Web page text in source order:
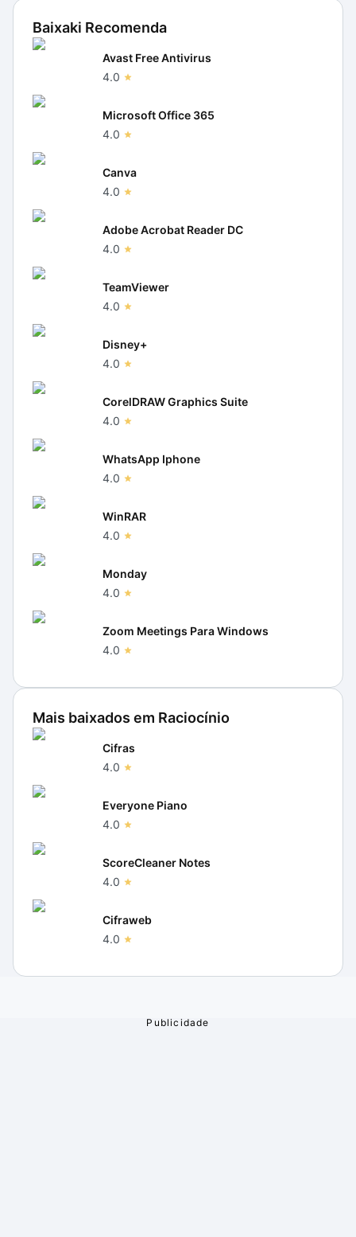
Baixaki Recomenda
Avast Free Antivirus
4.0
Microsoft Office 365
4.0
Canva
4.0
Adobe Acrobat Reader DC
4.0
TeamViewer
4.0
Disney+
4.0
CorelDRAW Graphics Suite
4.0
WhatsApp Iphone
4.0
WinRAR
4.0
Monday
4.0
Zoom Meetings Para Windows
4.0
Mais baixados em Raciocínio
Cifras
4.0
Everyone Piano
4.0
ScoreCleaner Notes
4.0
Cifraweb
4.0